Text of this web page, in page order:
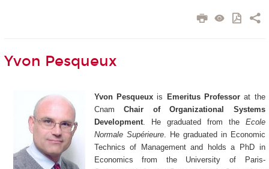
Yvon Pesqueux
Yvon Pesqueuxis Emeritus Professorat the
Cnam Chair of Organizational Systems
Development. He graduated from the Ecole
Normale Supérieure. He graduated in Economic
Technics of Management and holds a PhD in
Economics from the University of Paris-